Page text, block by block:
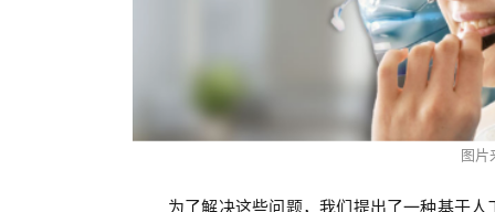
图片
为了解决这些问题，我们提出了一种基于